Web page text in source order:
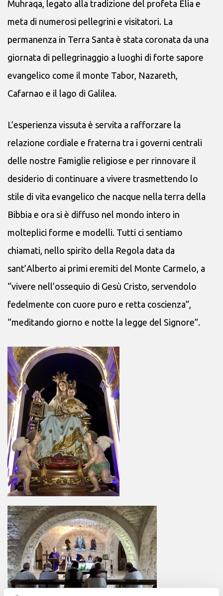
Muhraqa, legato alla tradizione del profeta Elia e
meta di numerosi pellegrini e visitatori. La
permanenza in Terra Santa è stata coronata da una
giornata di pellegrinaggio a luoghi di forte sapore
evangelico come il monte Tabor, Nazareth,
Cafarnao e il lago di Galilea.
L’esperienza vissuta è servita a rafforzare la
relazione cordiale e fraterna tra i governi centrali
delle nostre Famiglie religiose e per rinnovare il
desiderio di continuare a vivere trasmettendo lo
stile di vita evangelico che nacque nella terra della
Bibbia e ora si è diffuso nel mondo intero in
molteplici forme e modelli. Tutti ci sentiamo
chiamati, nello spirito della Regola data da
sant’Alberto ai primi eremiti del Monte Carmelo, a
“vivere nell’ossequio di Gesù Cristo, servendolo
fedelmente con cuore puro e retta coscienza”,
“meditando giorno e notte la legge del Signore”.